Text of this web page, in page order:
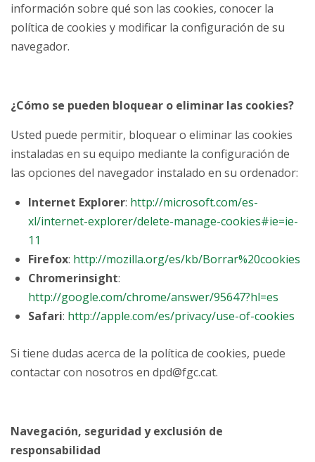
información sobre qué son las cookies, conocer la
política de cookies y modificar la configuración de su
navegador.
¿Cómo se pueden bloquear o eliminar las cookies?
Usted puede permitir, bloquear o eliminar las cookies
instaladas en su equipo mediante la configuración de
las opciones del navegador instalado en su ordenador:
Internet Explorer: http://microsoft.com/es-
xl/internet-explorer/delete-manage-cookies#ie=ie-
11
Firefox: http://mozilla.org/es/kb/Borrar%20cookies
Chromerinsight:
http://google.com/chrome/answer/95647?hl=es
Safari: http://apple.com/es/privacy/use-of-cookies
Si tiene dudas acerca de la política de cookies, puede
contactar con nosotros en dpd@fgc.cat.
Navegación, seguridad y exclusión de
responsabilidad